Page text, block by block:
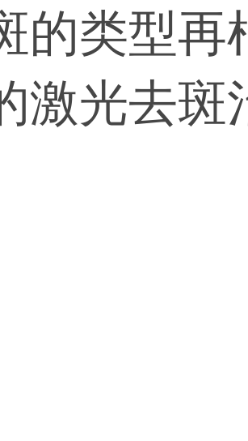
的类型再
激光去斑